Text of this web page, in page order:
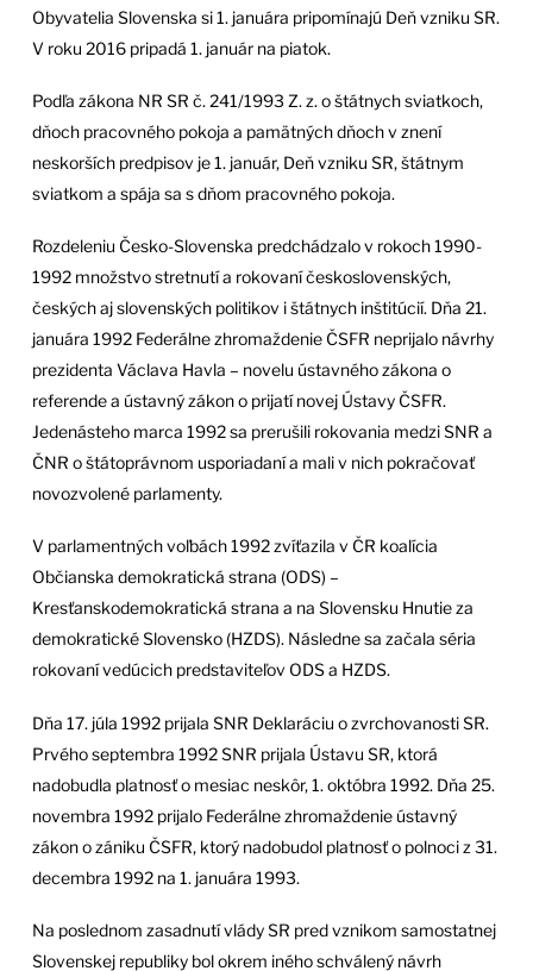
Obyvatelia Slovenska si 1. januára pripomínajú Deň vzniku SR.
V roku 2016 pripadá 1. január na piatok.
Podľa zákona NR SR č. 241/1993 Z. z. o štátnych sviatkoch,
dňoch pracovného pokoja a pamätných dňoch v znení
neskorších predpisov je 1. január, Deň vzniku SR, štátnym
sviatkom a spája sa s dňom pracovného pokoja.
Rozdeleniu Česko-Slovenska predchádzalo v rokoch 1990-
1992 množstvo stretnutí a rokovaní československých,
českých aj slovenských politikov i štátnych inštitúcií. Dňa 21.
januára 1992 Federálne zhromaždenie ČSFR neprijalo návrhy
prezidenta Václava Havla – novelu ústavného zákona o
referende a ústavný zákon o prijatí novej Ústavy ČSFR.
Jedenásteho marca 1992 sa prerušili rokovania medzi SNR a
ČNR o štátoprávnom usporiadaní a mali v nich pokračovať
novozvolené parlamenty.
V parlamentných voľbách 1992 zvíťazila v ČR koalícia
Občianska demokratická strana (ODS) –
Kresťanskodemokratická strana a na Slovensku Hnutie za
demokratické Slovensko (HZDS). Následne sa začala séria
rokovaní vedúcich predstaviteľov ODS a HZDS.
Dňa 17. júla 1992 prijala SNR Deklaráciu o zvrchovanosti SR.
Prvého septembra 1992 SNR prijala Ústavu SR, ktorá
nadobudla platnosť o mesiac neskôr, 1. októbra 1992. Dňa 25.
novembra 1992 prijalo Federálne zhromaždenie ústavný
zákon o zániku ČSFR, ktorý nadobudol platnosť o polnoci z 31.
decembra 1992 na 1. januára 1993.
Na poslednom zasadnutí vlády SR pred vznikom samostatnej
Slovenskej republiky bol okrem iného schválený návrh